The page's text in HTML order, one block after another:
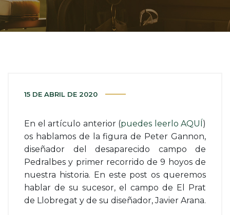
15 DE ABRIL DE 2020
En el artículo anterior (puedes leerlo AQUÍ)
os hablamos de la figura de Peter Gannon,
diseñador del desaparecido campo de
Pedralbes y primer recorrido de 9 hoyos de
nuestra historia. En este post os queremos
hablar de su sucesor, el campo de El Prat
de Llobregat y de su diseñador, Javier Arana.